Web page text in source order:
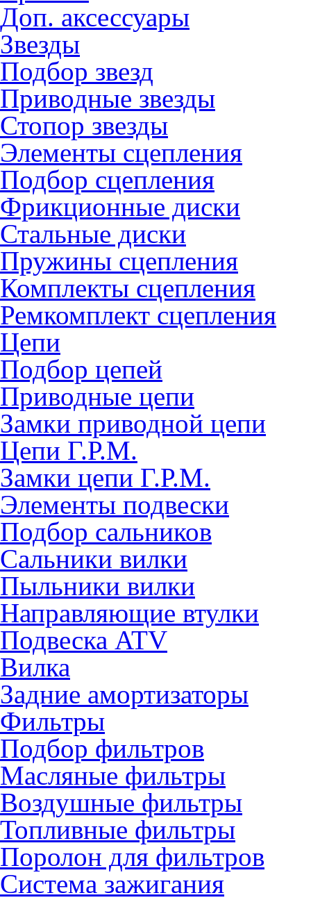
Доп. аксессуары
Звезды
Подбор звезд
Приводные звезды
Стопор звезды
Элементы сцепления
Подбор сцепления
Фрикционные диски
Стальные диски
Пружины сцепления
Комплекты сцепления
Ремкомплект сцепления
Цепи
Подбор цепей
Приводные цепи
Замки приводной цепи
Цепи Г.Р.М.
Замки цепи Г.Р.М.
Элементы подвески
Подбор сальников
Сальники вилки
Пыльники вилки
Направляющие втулки
Подвеска ATV
Вилка
Задние амортизаторы
Фильтры
Подбор фильтров
Масляные фильтры
Воздушные фильтры
Топливные фильтры
Поролон для фильтров
Система зажигания